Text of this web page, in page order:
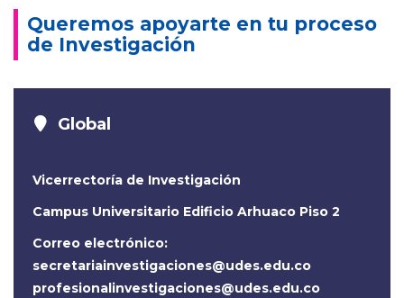
Queremos apoyarte en tu proceso
de Investigación
Global
Vicerrectoría de Investigación
Campus Universitario Edificio Arhuaco Piso 2
Correo electrónico:
secretariainvestigaciones@udes.edu.co
profesionalinvestigaciones@udes.edu.co